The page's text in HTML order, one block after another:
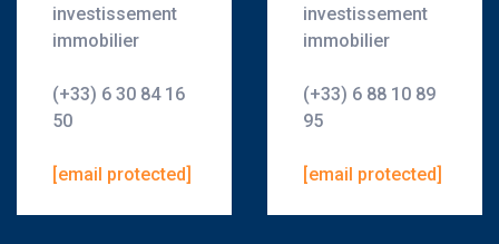
investissement
immobilier
(+33) 6 30 84 16
50
[email protected]
investissement
immobilier
(+33) 6 88 10 89
95
[email protected]